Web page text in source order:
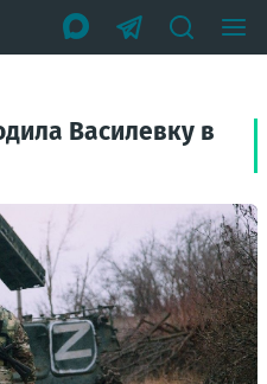
Василевку в